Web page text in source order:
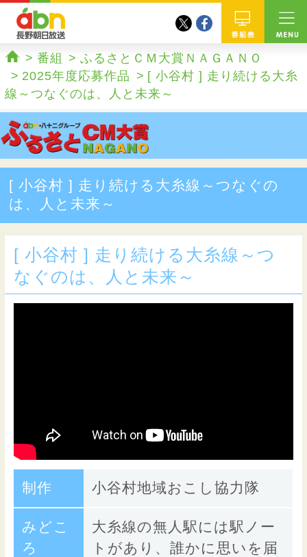
twitterfacebook
ホーム
番組
ふるさとＣＭ大賞ＮＡＧＡＮＯ
2025年度応募作品
[ 小谷村 ] 走り続ける大糸
線～つなぐのは、人と未来～
[ 小谷村 ] 走り続ける大糸線～つなぐの
は、人と未来～
[ 小谷村 ] 走り続ける大糸線～つ
なぐのは、人と未来～
制作 小谷村地域おこし協力隊
みどこ
ろ
大糸線の無人駅には駅ノー
トがあり、誰かに思いを届